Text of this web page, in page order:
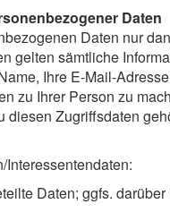
Daten
Daten nur
gelten sämtliche
Ihre E-Mail-
zu Ihrer Person zu
Zugriffsdaten
Daten; ggfs.